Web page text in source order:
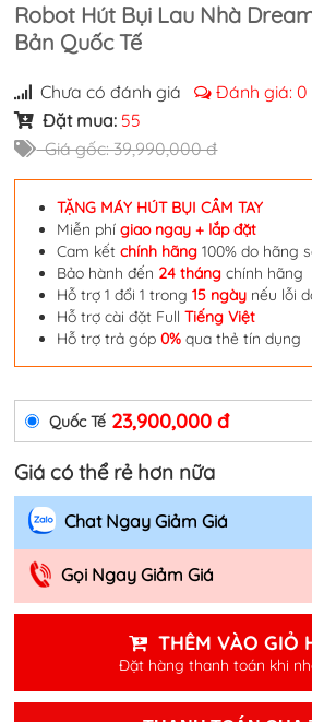
Robot Hút Bụi Lau Nhà
Bản Quốc Tế
Chưa có đánh giá Đánh giá:0
Đặt mua: 55
Giá gốc: 39,990,000 đ
TẶNG MÁY HÚT BỤI CẦM TAY
Miễn phígiao ngay + lắp đặt
Cam kếtchính hãng 100% do hãng
Bảo hành đến 24 tháng chính hãng
Hỗ trợ 1 đổi 1 trong15 ngày nếu lỗi
Hỗ trợ cài đặt FullTiếng Việt
Hỗ trợ trả góp0% qua thẻ tín dụng
Quốc Tế 23,900,000 đ
Giá có thể rẻ hơn nữa
Chat Ngay Giảm Giá
Gọi Ngay Giảm Giá
THÊM VÀO GIỎ
Đặt hàng thanh toán khi